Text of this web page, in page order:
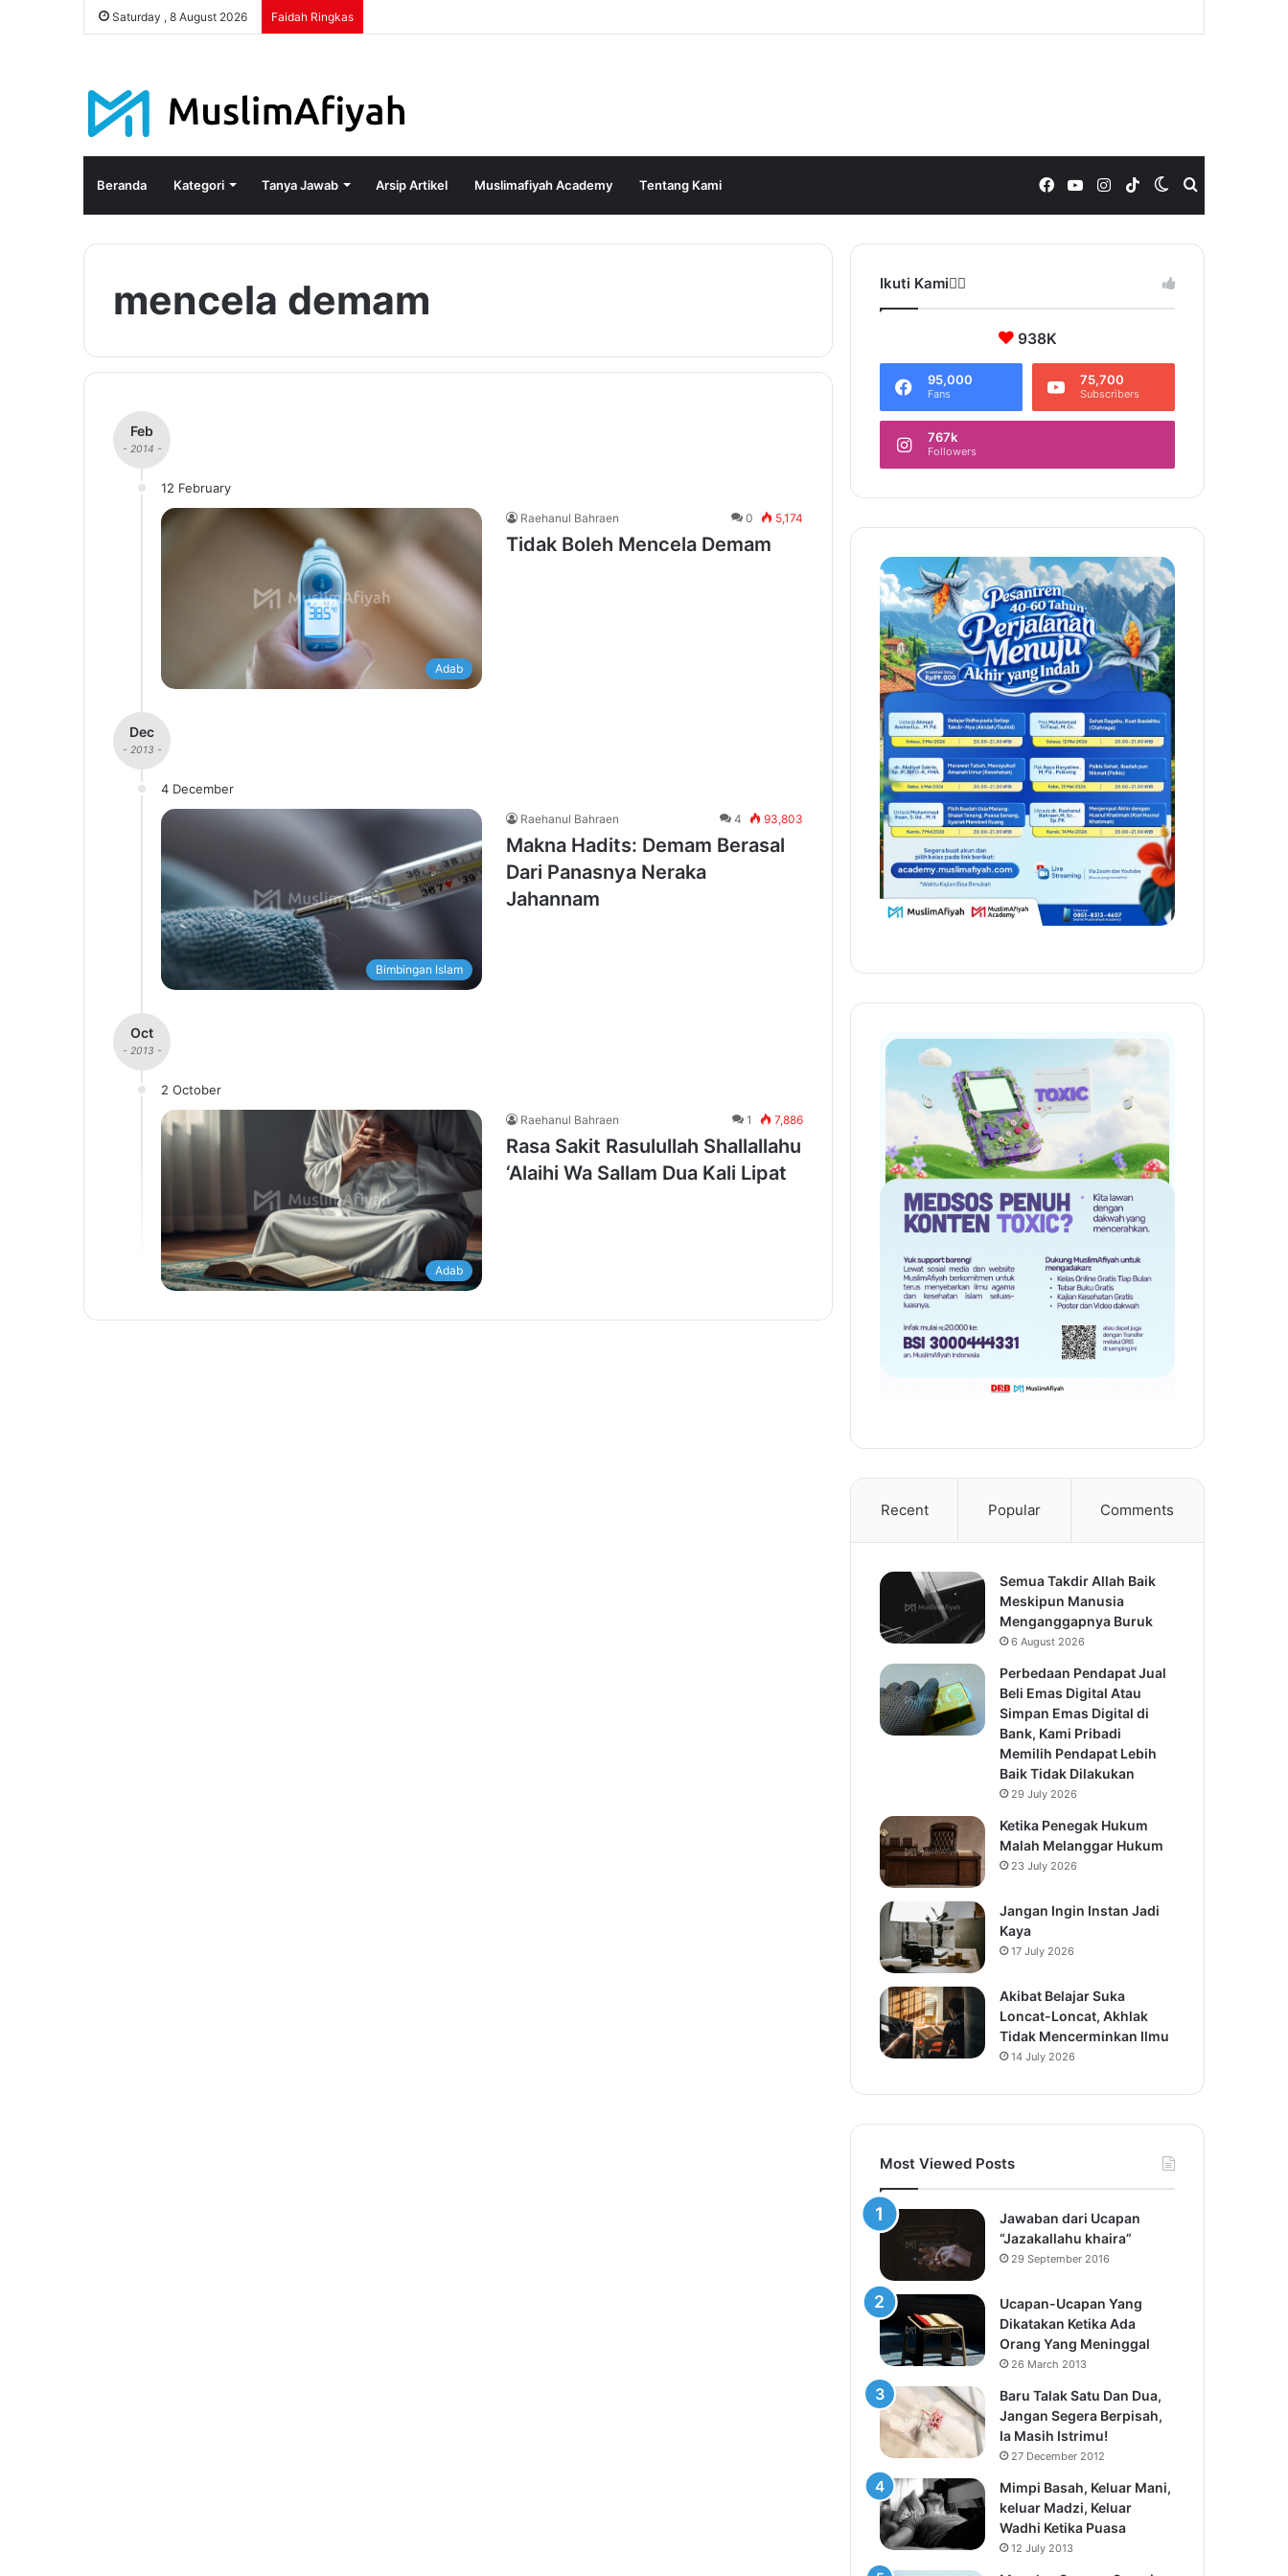
Saturday , 8 August 2026 Faidah Ringkas
Beranda Kategori Tanya Jawab Arsip Artikel Muslimafiyah Academy Tentang Kami Switch
skin
TikTok
Instagram
YouTube
Facebook
mencela demam
Feb
- 2014 -
12 February
Adab
Raehanul Bahraen 0 5,174
Tidak Boleh Mencela Demam
Dec
- 2013 -
4 December
Bimbingan Islam
Raehanul Bahraen 4 93,803
Makna Hadits: Demam Berasal
Dari Panasnya Neraka
Jahannam
Oct
- 2013 -
2 October
Adab
Raehanul Bahraen 1 7,886
Rasa Sakit Rasulullah Shallallahu
‘Alaihi Wa Sallam Dua Kali Lipat
Ikuti Kami❤️‍🔥
938K
95,000
Fans
75,700
Subscribers
767k
Followers
Recent Popular Comments
Semua Takdir Allah Baik
Meskipun Manusia
Menganggapnya Buruk
6 August 2026
Perbedaan Pendapat Jual
Beli Emas Digital Atau
Simpan Emas Digital di
Bank, Kami Pribadi
Memilih Pendapat Lebih
Baik Tidak Dilakukan
29 July 2026
Ketika Penegak Hukum
Malah Melanggar Hukum
23 July 2026
Jangan Ingin Instan Jadi
Kaya
17 July 2026
Akibat Belajar Suka
Loncat-Loncat, Akhlak
Tidak Mencerminkan Ilmu
14 July 2026
Most Viewed Posts
Jawaban dari Ucapan
“Jazakallahu khaira”
29 September 2016
Ucapan-Ucapan Yang
Dikatakan Ketika Ada
Orang Yang Meninggal
26 March 2013
Baru Talak Satu Dan Dua,
Jangan Segera Berpisah,
Ia Masih Istrimu!
27 December 2012
Mimpi Basah, Keluar Mani,
keluar Madzi, Keluar
Wadhi Ketika Puasa
12 July 2013